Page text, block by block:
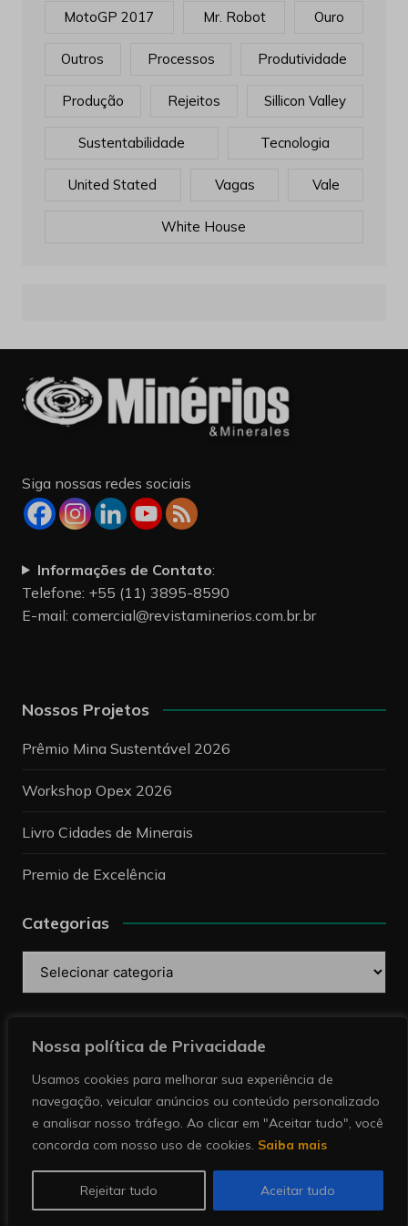
Nossa política de Privacidade
Usamos cookies para melhorar sua experiência de
navegação, veicular anúncios ou conteúdo personalizado
e analisar nosso tráfego. Ao clicar em "Aceitar tudo", você
concorda com nosso uso de cookies. Saiba mais
Rejeitar tudo Aceitar tudo
MotoGP 2017 Mr. Robot Ouro
Outros Processos Produtividade
Produção Rejeitos Sillicon Valley
Sustentabilidade Tecnologia
United Stated Vagas Vale
White House
Siga nossas redes sociais
Informações de Contato:
Telefone: +55 (11) 3895-8590
E-mail: comercial@revistaminerios.com.br.br
Nossos Projetos
Prêmio Mina Sustentável 2026
Workshop Opex 2026
Livro Cidades de Minerais
Premio de Excelência
Categorias
mineração. Todos direitos reservados.